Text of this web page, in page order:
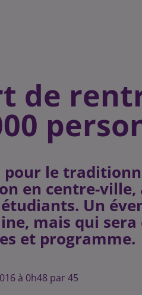
de
pour le
en centre-
Un
mais qui
à 0h48 par 45